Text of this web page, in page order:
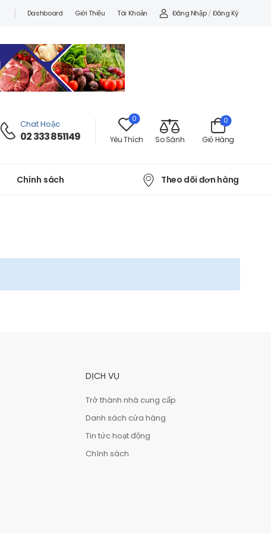
Dashboard Giới Thiệu Tài Khoản Đăng Nhập / Đăng Ký
Chat Hoặc :
02 333 851149
0
Yêu Thích So Sánh Giỏ Hàng
0
Chính sách Theo dõi đơn hàng
DỊCH VỤ
Trở thành nhà cung cấp
Danh sách cửa hàng
Tin tức hoạt động
Chính sách